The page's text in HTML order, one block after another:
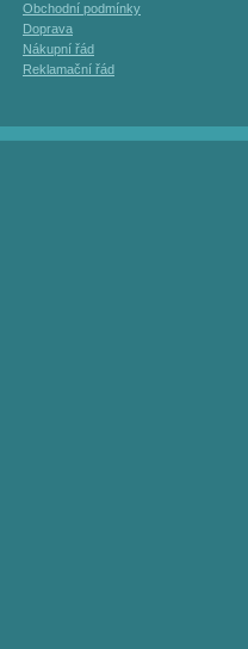
Obchodní podmínky
Doprava
Nákupní řád
Reklamační řád